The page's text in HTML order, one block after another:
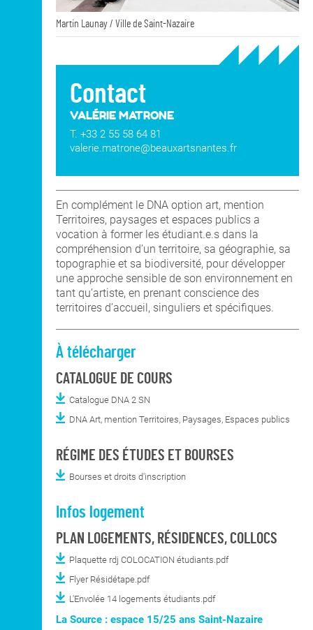
Martin Launay / Ville de Saint-Nazaire
Contact
VALÉRIE MATRONE
T. +33 2 55 58 64 81
valerie.matrone@beauxartsnantes.fr
En complément le DNA option art, mention
Territoires, paysages et espaces publics a
vocation à former les étudiant.e.s dans la
compréhension d’un territoire, sa géographie, sa
topographie et sa biodiversité, pour développer
une approche sensible de son environnement en
tant qu’artiste, en prenant conscience des
territoires d’accueil, singuliers et spécifiques.
À télécharger
CATALOGUE DE COURS
Catalogue DNA 2 SN
DNA Art, mention Territoires, Paysages, Espaces publics
RÉGIME DES ÉTUDES ET BOURSES
Bourses et droits d'inscription
Infos logement
PLAN LOGEMENTS, RÉSIDENCES, COLLOCS
Plaquette rdj COLOCATION étudiants.pdf
Flyer Résidétape.pdf
L'Envolée 14 logements étudiants.pdf
La Source : espace 15/25 ans Saint-Nazaire